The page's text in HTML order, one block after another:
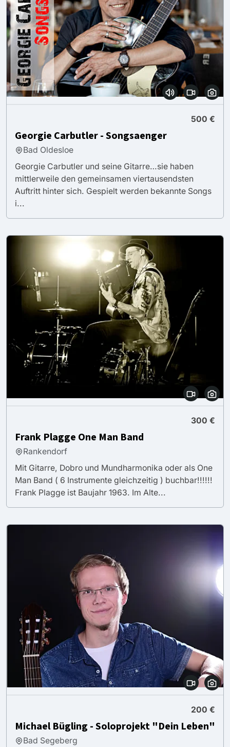
500 €
Georgie Carbutler - Songsaenger
Bad Oldesloe
Georgie Carbutler und seine Gitarre…sie haben
mittlerweile den gemeinsamen viertausendsten
Auftritt hinter sich. Gespielt werden bekannte Songs
i...
300 €
Frank Plagge One Man Band
Rankendorf
Mit Gitarre, Dobro und Mundharmonika oder als One
Man Band ( 6 Instrumente gleichzeitig ) buchbar!!!!!!
Frank Plagge ist Baujahr 1963. Im Alte...
200 €
Michael Bügling - Soloprojekt "Dein Leben"
Bad Segeberg